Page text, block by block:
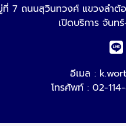
ที่ 7 ถนนสุวินทวงศ์ แขวงลำต้
เปิดบริการ จันท
อีเมล :
โทรศัพท์ : 02-